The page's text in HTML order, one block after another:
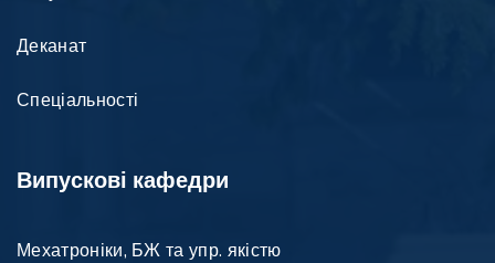
Деканат
Спеціальності
Випускові кафедри
Мехатроніки, БЖ та упр. якістю